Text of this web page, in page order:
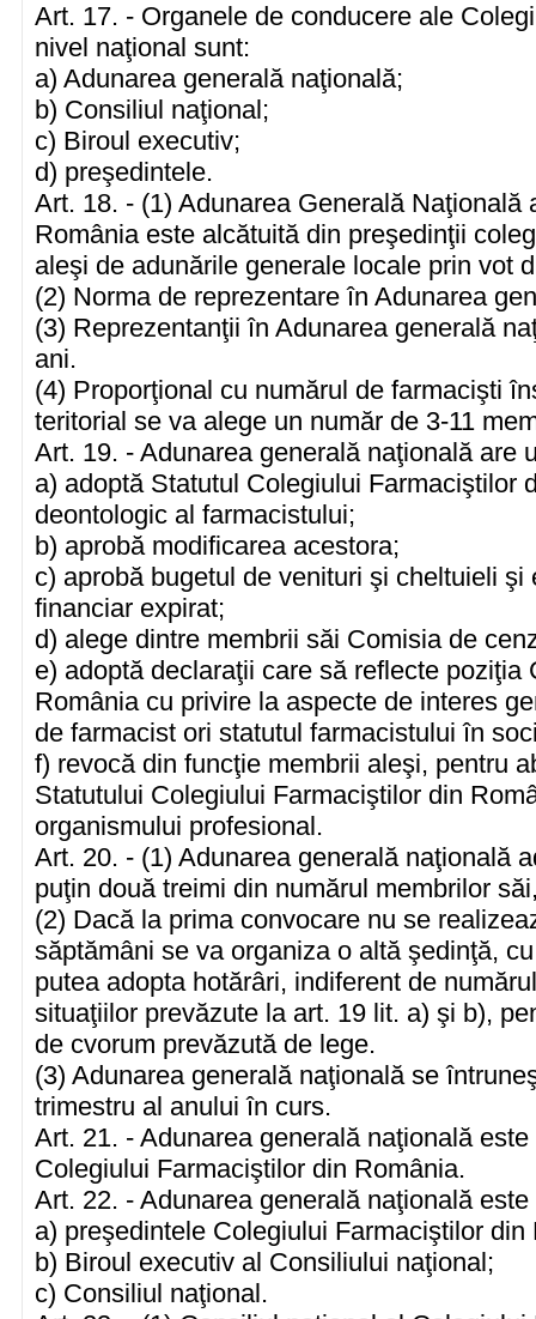
Art. 17. - Organele de conducere ale
nivel naţional sunt:
a) Adunarea generală naţională;
b) Consiliul naţional;
c) Biroul executiv;
d) preşedintele.
Art. 18. - (1) Adunarea Generală
România este alcătuită din preşedinţii
aleşi de adunările generale locale prin vot
(2) Norma de reprezentare în Adunarea
(3) Reprezentanţii în Adunarea generală
ani.
(4) Proporţional cu numărul de farmacişti
teritorial se va alege un număr de 3-11
Art. 19. - Adunarea generală naţională are
a) adoptă Statutul Colegiului Farmaciştilor
deontologic al farmacistului;
b) aprobă modificarea acestora;
c) aprobă bugetul de venituri şi cheltuieli
financiar expirat;
d) alege dintre membrii săi Comisia de
e) adoptă declaraţii care să reflecte poziţia
România cu privire la aspecte de interes
de farmacist ori statutul farmacistului în
f) revocă din funcţie membrii aleşi, pentru
Statutului Colegiului Farmaciştilor din
organismului profesional.
Art. 20. - (1) Adunarea generală naţională
puţin două treimi din numărul membrilor
(2) Dacă la prima convocare nu se
săptămâni se va organiza o altă şedinţă,
putea adopta hotărâri, indiferent de
situaţiilor prevăzute la art. 19 lit. a) şi b),
de cvorum prevăzută de lege.
(3) Adunarea generală naţională se
trimestru al anului în curs.
Art. 21. - Adunarea generală naţională
Colegiului Farmaciştilor din România.
Art. 22. - Adunarea generală naţională
a) preşedintele Colegiului Farmaciştilor din
b) Biroul executiv al Consiliului naţional;
c) Consiliul naţional.